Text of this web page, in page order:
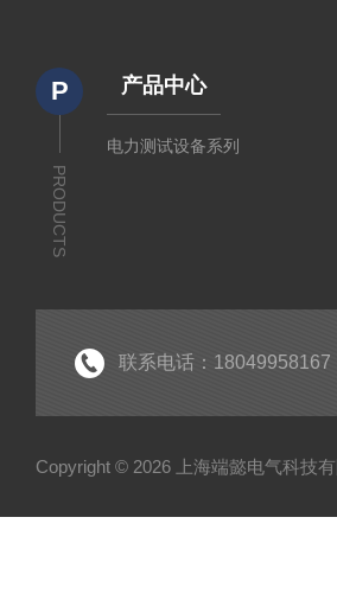
P
PRODUCTS
产品中心
电力测试设备系列
联系电话：18049958167
Copyright © 2026 上海端懿电气科技